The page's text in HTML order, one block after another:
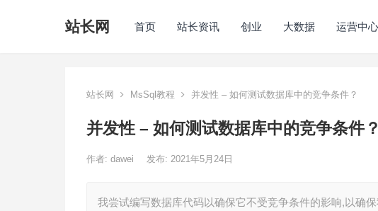
站长网 首页 站长资讯 创业 大数据 运营中心
站长网 MsSql教程 并发性 – 如何测试数据库中的竞争条件？
并发性 – 如何测试数据库中的竞争条件？
作者: dawei 发布: 2021年5月24日
我尝试编写数据库代码以确保它不受竞争条件的影响,以确